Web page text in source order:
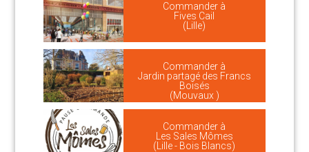
Commander à
Fives Cail
(Lille)
Commander à
Jardin partagé des Francs
Boisés
(Mouvaux )
Commander à
Les Sales Mômes
(Lille - Bois Blancs)